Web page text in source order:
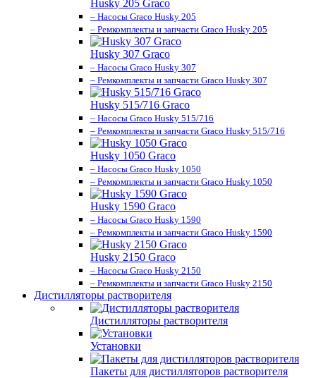
Husky 205 Graco
– Насосы Graco Husky 205
– Ремкомплекты и запчасти Graco Husky 205
Husky 307 Graco
– Насосы Graco Husky 307
– Ремкомплекты и запчасти Graco Husky 307
Husky 515/716 Graco
– Насосы Graco Husky 515/716
– Ремкомплекты и запчасти Graco Husky 515/716
Husky 1050 Graco
– Насосы Graco Husky 1050
– Ремкомплекты и запчасти Graco Husky 1050
Husky 1590 Graco
– Насосы Graco Husky 1590
– Ремкомплекты и запчасти Graco Husky 1590
Husky 2150 Graco
– Насосы Graco Husky 2150
– Ремкомплекты и запчасти Graco Husky 2150
Дистилляторы растворителя
Дистилляторы растворителя
Установки
Пакеты для дистилляторов растворителя